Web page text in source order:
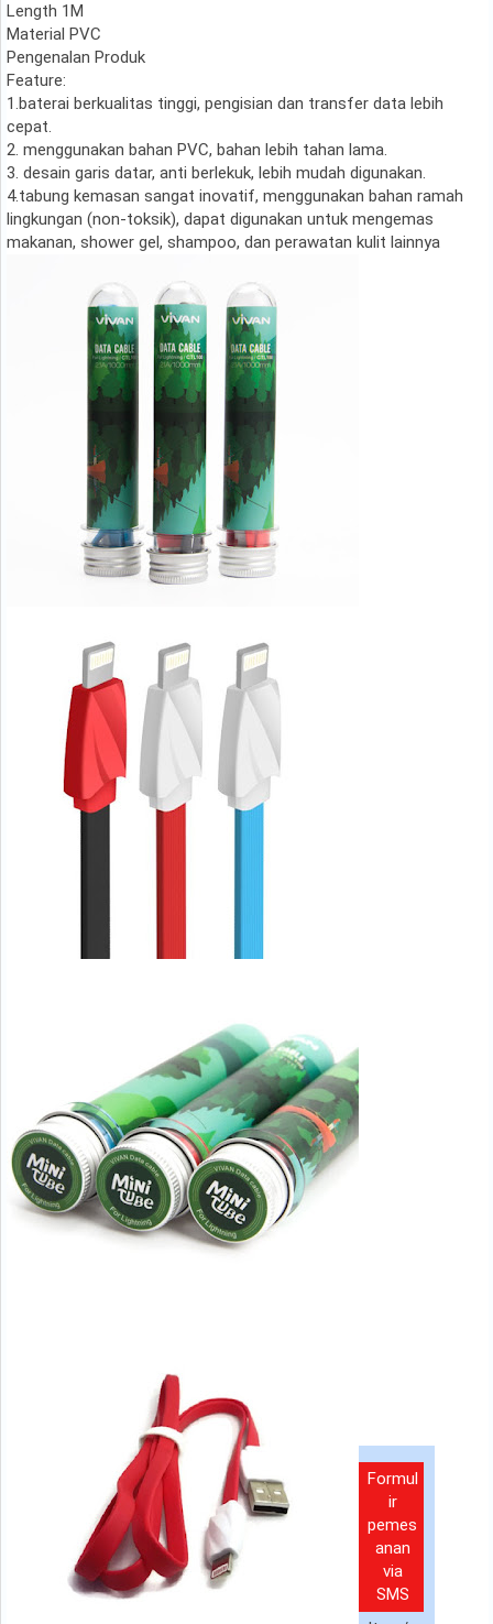
Length 1M
Material PVC
Pengenalan Produk
Feature:
1.baterai berkualitas tinggi, pengisian dan transfer data lebih
cepat.
2. menggunakan bahan PVC, bahan lebih tahan lama.
3. desain garis datar, anti berlekuk, lebih mudah digunakan.
4.tabung kemasan sangat inovatif, menggunakan bahan ramah
lingkungan (non-toksik), dapat digunakan untuk mengemas
makanan, shower gel, shampoo, dan perawatan kulit lainnya
Formul
ir
pemes
anan
via
SMS